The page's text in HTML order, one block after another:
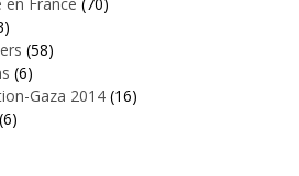
(58)
(6)
Gaza 2014 (16)
(6)